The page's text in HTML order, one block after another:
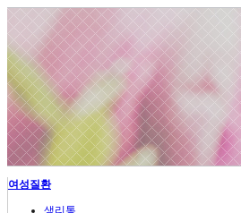
천걸음이야기
한의원소개
의료진 소개
김도현 원장의 치료노하우
청정한약 시스템
시설 둘러보기
오시는 길
척추관절
척추디스크
관절염
여성질환
생리통